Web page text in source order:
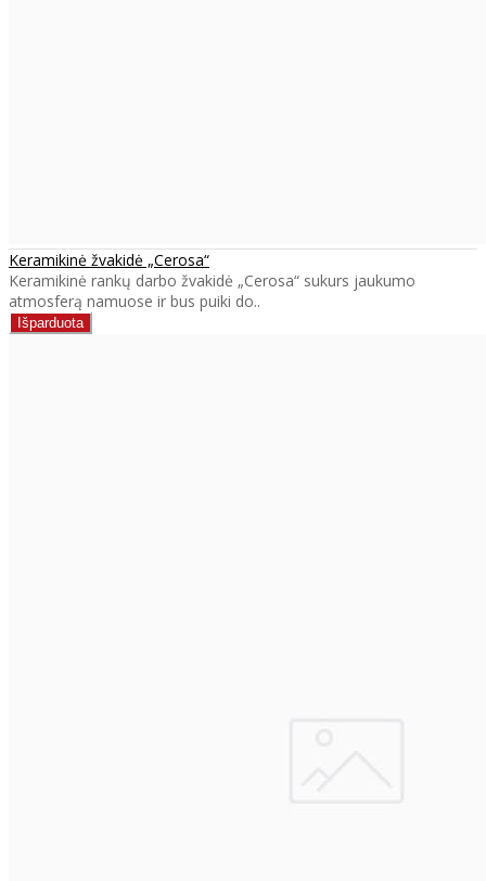
Keramikinė žvakidė „Cerosa“
Keramikinė rankų darbo žvakidė „Cerosa“ sukurs jaukumo
atmosferą namuose ir bus puiki do..